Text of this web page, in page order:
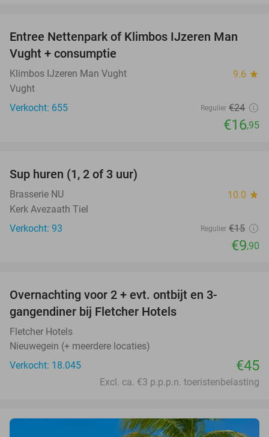
29%
Entree Nettenpark of Klimbos IJzeren Man
Vught + consumptie
Klimbos IJzeren Man Vught 9.6 star
Vught
Verkocht: 655
Regulier €24
€16,95
Sup huren (1, 2 of 3 uur)
Brasserie NU 10.0 star
Kerk Avezaath Tiel
Verkocht: 93
Regulier €15
€9,90
Overnachting voor 2 + evt. ontbijt en 3-
gangendiner bij Fletcher Hotels
Fletcher Hotels
Nieuwegein (+ meerdere locaties)
Verkocht: 18.045
€45
Excl. ca. €3 p.p.p.n. toeristenbelasting